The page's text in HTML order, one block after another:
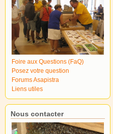
Foire aux Questions (FaQ)
Posez votre question
Forums Asapistra
Liens utiles
Nous contacter